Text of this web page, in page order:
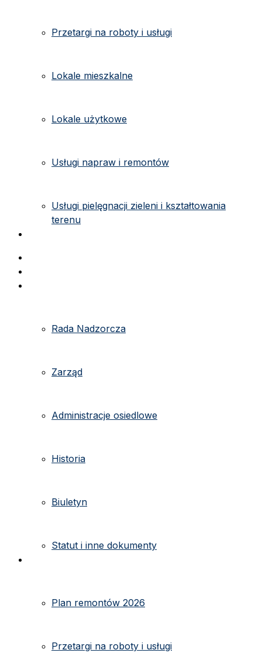
Przetargi na roboty i usługi
Lokale mieszkalne
Lokale użytkowe
Usługi napraw i remontów
Usługi pielęgnacji zieleni i kształtowania
terenu
Rada Nadzorcza
Zarząd
Administracje osiedlowe
Historia
Biuletyn
Statut i inne dokumenty
Plan remontów 2026
Przetargi na roboty i usługi